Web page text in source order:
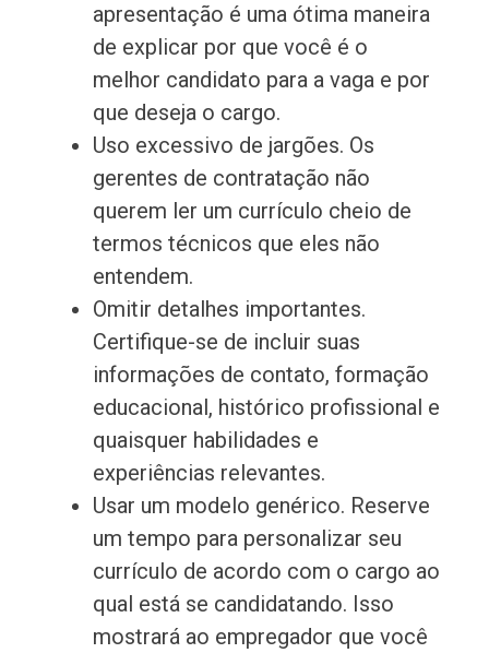
apresentação é uma ótima maneira
de explicar por que você é o
melhor candidato para a vaga e por
que deseja o cargo.
Uso excessivo de jargões. Os
gerentes de contratação não
querem ler um currículo cheio de
termos técnicos que eles não
entendem.
Omitir detalhes importantes.
Certifique-se de incluir suas
informações de contato, formação
educacional, histórico profissional e
quaisquer habilidades e
experiências relevantes.
Usar um modelo genérico. Reserve
um tempo para personalizar seu
currículo de acordo com o cargo ao
qual está se candidatando. Isso
mostrará ao empregador que você